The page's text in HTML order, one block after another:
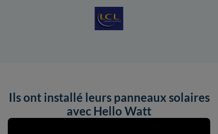
Ils ont installé leurs panneaux solaires
avec Hello Watt